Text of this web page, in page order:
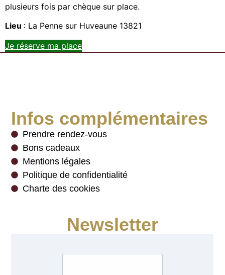
plusieurs fois par chèque sur place.
Lieu : La Penne sur Huveaune 13821
Je réserve ma place
Infos complémentaires
Prendre rendez-vous
Bons cadeaux
Mentions légales
Politique de confidentialité
Charte des cookies
Newsletter